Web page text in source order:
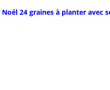
24 graines à planter avec